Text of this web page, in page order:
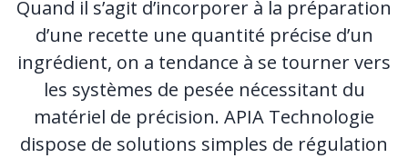
Quand il s’agit d’incorporer à la préparation
d’une recette une quantité précise d’un
ingrédient, on a tendance à se tourner vers
les systèmes de pesée nécessitant du
matériel de précision. APIA Technologie
dispose de solutions simples de régulation